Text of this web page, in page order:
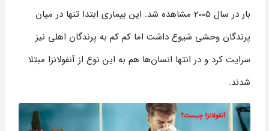
بار در سال 2005 مشاهده شد. این بیماری ابتدا تنها در میان
پرندگان وحشی شیوع داشت اما کم کم به پرندگان اهلی نیز
سرایت کرد و در انتها انسان‌ها هم به این نوع از آنفولانزا مبتلا
شدند.